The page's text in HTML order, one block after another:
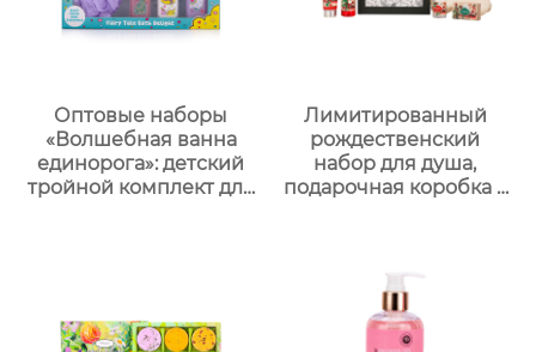
Оптовые наборы
«Волшебная ванна
единорога»: детский
тройной комплект для
Поддержка нанесения
Лимитированный
рождественский
набор для душа,
подарочная коробка с
коллекция из 5
предметов